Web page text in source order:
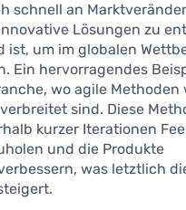
schnell an
Lösungen zu
ist, um im globalen
Ein hervorragendes
wo agile Methoden
sind. Diese
kurzer Iterationen
und die Produkte
was letztlich